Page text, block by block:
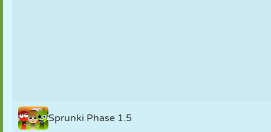
Sprunki Phase 1.5